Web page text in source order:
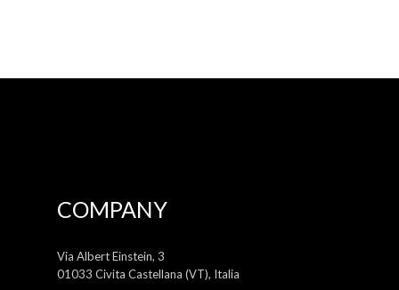
COMPANY
Via Albert Einstein, 3
01033 Civita Castellana (VT), Italia